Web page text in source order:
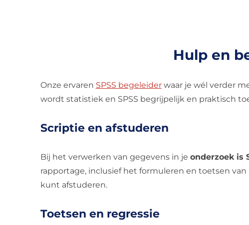
Hulp en
Onze ervaren SPSS begeleiderwaar je wél verder
wordt statistiek en SPSS begrijpelijk en praktisch
Scriptie en afstuderen
Bij het verwerken van gegevens in je onderzoek is
rapportage, inclusief het formuleren en toetsen
kunt afstuderen.
Toetsen en regressie